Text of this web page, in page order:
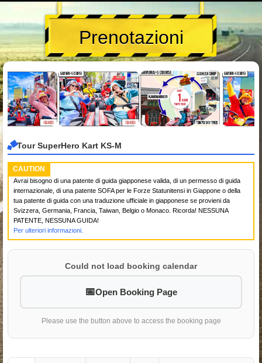
Prenotazioni
Tour SuperHero Kart KS-M
CAUTION
Avrai bisogno di una patente di guida giapponese valida, di un permesso di guida
internazionale, di una patente SOFA per le Forze Statunitensi in Giappone o della
tua patente di guida con una traduzione ufficiale in giapponese se provieni da
Svizzera, Germania, Francia, Taiwan, Belgio o Monaco. Ricorda! NESSUNA
PATENTE, NESSUNA GUIDA!
Per ulteriori informazioni.
Could not load booking calendar
Open Booking Page
Please use the button above to access the booking page